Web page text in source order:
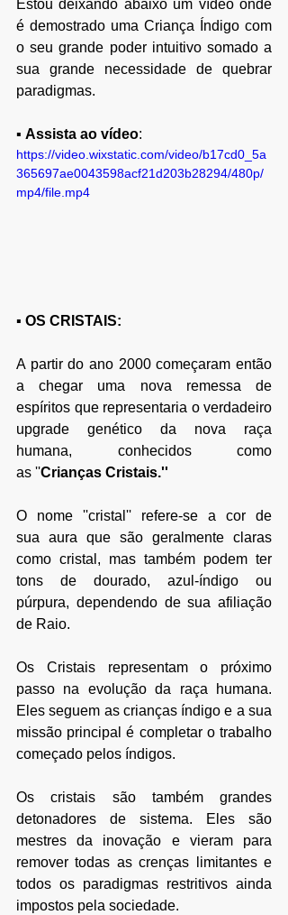
Estou deixando abaixo um vídeo onde
é demostrado uma Criança Índigo com
o seu grande poder intuitivo somado a
sua grande necessidade de quebrar
paradigmas.
▪ Assista ao vídeo:
https://video.wixstatic.com/video/b17cd0_5a
365697ae0043598acf21d203b28294/480p/
mp4/file.mp4
▪ OS CRISTAIS:
A partir do ano 2000 começaram então
a chegar uma nova remessa de
espíritos que representaria o verdadeiro
upgrade genético da nova raça
humana, conhecidos como
as ''Crianças Cristais.''
​O nome ''cristal'' refere-se a cor de
sua aura que são geralmente claras
como cristal, mas também podem ter
tons de dourado, azul-índigo ou
púrpura, dependendo de sua afiliação
de Raio.
Os Cristais representam o próximo
passo na evolução da raça humana.
Eles seguem as crianças índigo e a sua
missão principal é completar o trabalho
começado pelos índigos.
Os cristais são também grandes
detonadores de sistema. Eles são
mestres da inovação e vieram para
remover todas as crenças limitantes e
todos os paradigmas restritivos ainda
impostos pela sociedade.